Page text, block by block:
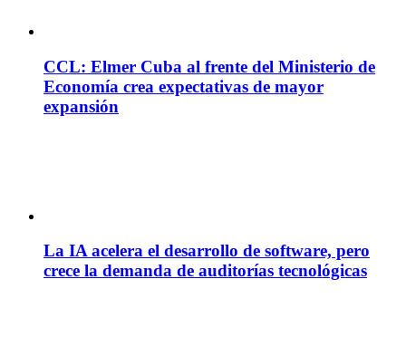
CCL: Elmer Cuba al frente del Ministerio de
Economía crea expectativas de mayor
expansión
La IA acelera el desarrollo de software, pero
crece la demanda de auditorías tecnológicas